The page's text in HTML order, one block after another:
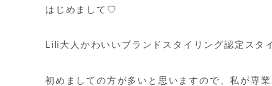
はじめまして♡
Lili大人かわいいブランドスタイリング認定スタ
初めましての方が多いと思いますので、私が専